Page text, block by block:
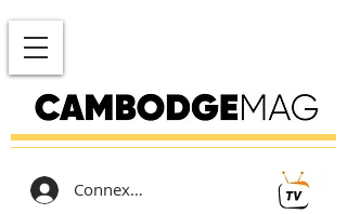
Connexion